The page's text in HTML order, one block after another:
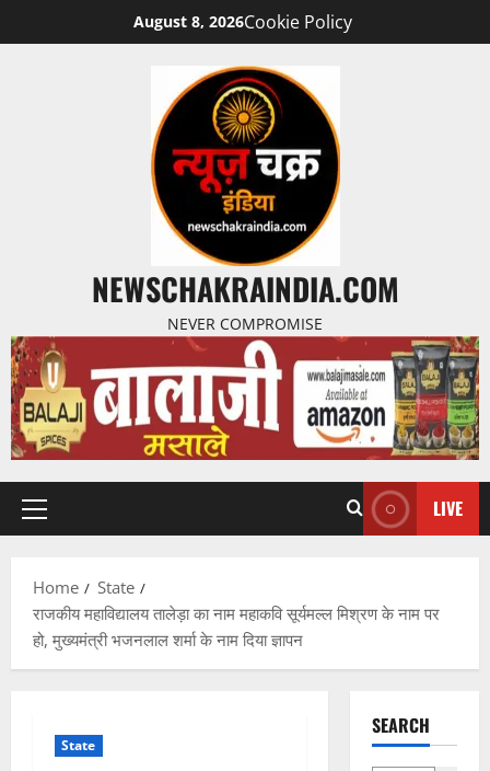
August 8, 2026Cookie Policy
NEWSCHAKRAINDIA.COM
NEVER COMPROMISE
LIVE
Home
State
राजकीय महाविद्यालय तालेड़ा का नाम महाकवि सूर्यमल्ल मिश्रण के नाम पर
हो, मुख्यमंत्री भजनलाल शर्मा के नाम दिया ज्ञापन
State
SEARCH